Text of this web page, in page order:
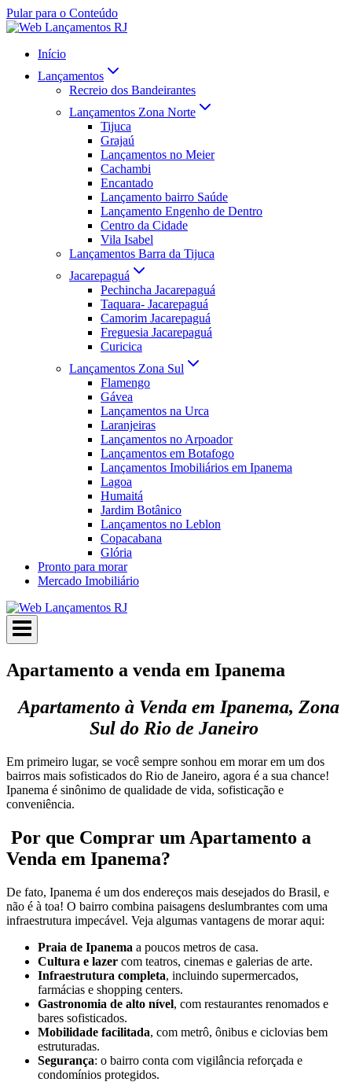
Pular para o Conteúdo
Início
Lançamentos
Recreio dos Bandeirantes
Lançamentos Zona Norte
Tijuca
Grajaú
Lançamentos no Meier
Cachambi
Encantado
Lançamento bairro Saúde
Lançamento Engenho de Dentro
Centro da Cidade
Vila Isabel
Lançamentos Barra da Tijuca
Jacarepaguá
Pechincha Jacarepaguá
Taquara- Jacarepaguá
Camorim Jacarepaguá
Freguesia Jacarepaguá
Curicica
Lançamentos Zona Sul
Flamengo
Gávea
Lançamentos na Urca
Laranjeiras
Lançamentos no Arpoador
Lançamentos em Botafogo
Lançamentos Imobiliários em Ipanema
Lagoa
Humaitá
Jardim Botânico
Lançamentos no Leblon
Copacabana
Glória
Pronto para morar
Mercado Imobiliário
Apartamento a venda em Ipanema
Apartamento à Venda em Ipanema, Zona
Sul do Rio de Janeiro
Em primeiro lugar, se você sempre sonhou em morar em um dos
bairros mais sofisticados do Rio de Janeiro, agora é a sua chance!
Ipanema é sinônimo de qualidade de vida, sofisticação e
conveniência.
Por que Comprar um Apartamento a
Venda em Ipanema?
De fato, Ipanema é um dos endereços mais desejados do Brasil, e
não é à toa! O bairro combina paisagens deslumbrantes com uma
infraestrutura impecável. Veja algumas vantagens de morar aqui:
Praia de Ipanema a poucos metros de casa.
Cultura e lazer com teatros, cinemas e galerias de arte.
Infraestrutura completa, incluindo supermercados,
farmácias e shopping centers.
Gastronomia de alto nível, com restaurantes renomados e
bares sofisticados.
Mobilidade facilitada, com metrô, ônibus e ciclovias bem
estruturadas.
Segurança: o bairro conta com vigilância reforçada e
condomínios protegidos.